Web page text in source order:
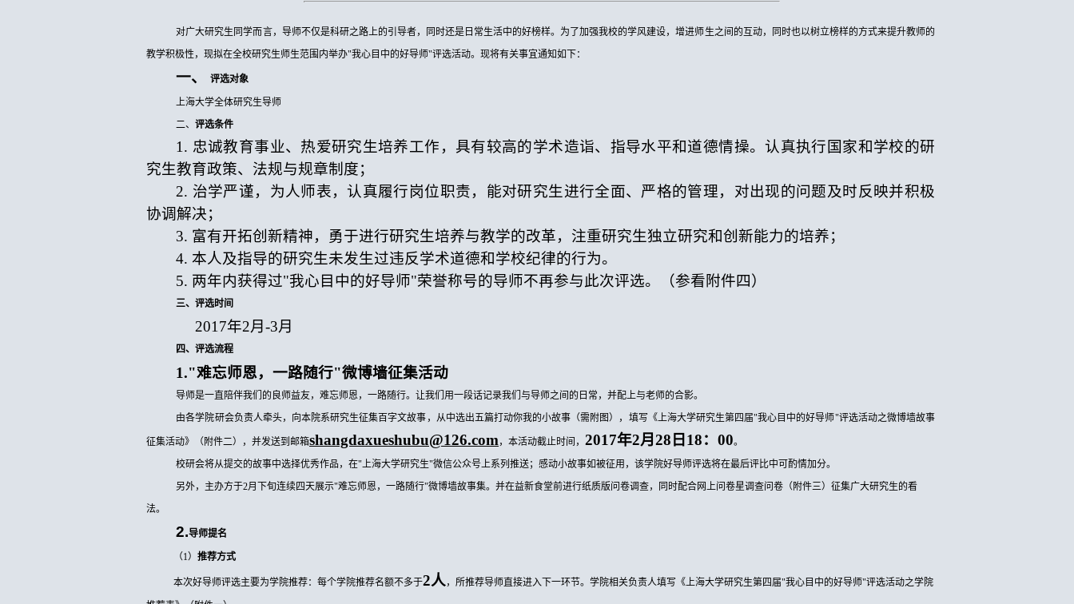
对广大研究生同学而言，导师不仅是科研之路上的引导者，同时还是日常生活中的好榜样。为了加强我校的学风建设，增进师生之间的互动，同时也以树立榜样的方式来提升教师的
教学积极性，现拟在全校研究生师生范围内举办"我心目中的好导师"评选活动。现将有关事宜通知如下：
一、 评选对象
上海大学全体研究生导师
二、评选条件
1. 忠诚教育事业、热爱研究生培养工作，具有较高的学术造诣、指导水平和道德情操。认真执行国家和学校的研
究生教育政策、法规与规章制度；
2. 治学严谨，为人师表，认真履行岗位职责，能对研究生进行全面、严格的管理，对出现的问题及时反映并积极
协调解决；
3. 富有开拓创新精神，勇于进行研究生培养与教学的改革，注重研究生独立研究和创新能力的培养；
4. 本人及指导的研究生未发生过违反学术道德和学校纪律的行为。
5. 两年内获得过"我心目中的好导师"荣誉称号的导师不再参与此次评选。（参看附件四）
三、评选时间
2017年2月-3月
四、评选流程
1."难忘师恩，一路随行"微博墙征集活动
导师是一直陪伴我们的良师益友，难忘师恩，一路随行。让我们用一段话记录我们与导师之间的日常，并配上与老师的合影。
由各学院研会负责人牵头，向本院系研究生征集百字文故事，从中选出五篇打动你我的小故事（需附图），填写《上海大学研究生第四届"我心目中的好导师"评选活动之微博墙故事
征集活动》（附件二），并发送到邮箱shangdaxueshubu@126.com ，本活动截止时间， 2017年2月28日18：00。
校研会将从提交的故事中选择优秀作品，在"上海大学研究生"微信公众号上系列推送；感动小故事如被征用，该学院好导师评选将在最后评比中可酌情加分。
另外，主办方于2月下旬连续四天展示"难忘师恩，一路随行"微博墙故事集。并在益新食堂前进行纸质版问卷调查，同时配合网上问卷星调查问卷（附件三）征集广大研究生的看
法。
2.导师提名
（1）推荐方式
本次好导师评选主要为学院推荐：每个学院推荐名额不多于2人 ，所推荐导师直接进入下一环节。学院相关负责人填写《上海大学研究生第四届"我心目中的好导师"评选活动之学院